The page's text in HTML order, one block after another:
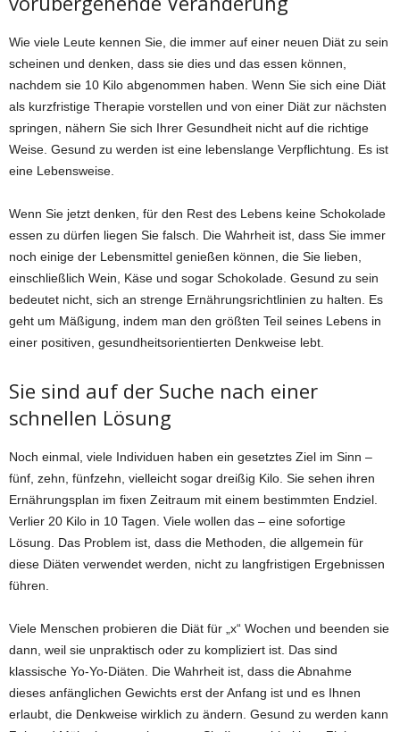
Wie viele Leute kennen Sie, die immer auf einer neuen Diät zu sein
scheinen und denken, dass sie dies und das essen können,
nachdem sie 10 Kilo abgenommen haben. Wenn Sie sich eine Diät
als kurzfristige Therapie vorstellen und von einer Diät zur nächsten
springen, nähern Sie sich Ihrer Gesundheit nicht auf die richtige
Weise. Gesund zu werden ist eine lebenslange Verpflichtung. Es ist
eine Lebensweise.
Wenn Sie jetzt denken, für den Rest des Lebens keine Schokolade
essen zu dürfen liegen Sie falsch. Die Wahrheit ist, dass Sie immer
noch einige der Lebensmittel genießen können, die Sie lieben,
einschließlich Wein, Käse und sogar Schokolade. Gesund zu sein
bedeutet nicht, sich an strenge Ernährungsrichtlinien zu halten. Es
geht um Mäßigung, indem man den größten Teil seines Lebens in
einer positiven, gesundheitsorientierten Denkweise lebt.
Sie sind auf der Suche nach einer
schnellen Lösung
Noch einmal, viele Individuen haben ein gesetztes Ziel im Sinn –
fünf, zehn, fünfzehn, vielleicht sogar dreißig Kilo. Sie sehen ihren
Ernährungsplan im fixen Zeitraum mit einem bestimmten Endziel.
Verlier 20 Kilo in 10 Tagen. Viele wollen das – eine sofortige
Lösung. Das Problem ist, dass die Methoden, die allgemein für
diese Diäten verwendet werden, nicht zu langfristigen Ergebnissen
führen.
Viele Menschen probieren die Diät für „x“ Wochen und beenden sie
dann, weil sie unpraktisch oder zu kompliziert ist. Das sind
klassische Yo-Yo-Diäten. Die Wahrheit ist, dass die Abnahme
dieses anfänglichen Gewichts erst der Anfang ist und es Ihnen
erlaubt, die Denkweise wirklich zu ändern. Gesund zu werden kann